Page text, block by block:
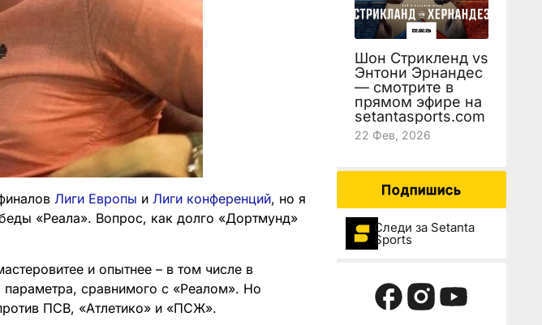
Лиги Европы иЛиги конференций, но я
«Реала». Вопрос, как долго «Дортмунд»
и опытнее – в том числе в
сравнимого с «Реалом». Но
ПСВ, «Атлетико» и «ПСЖ».
Шон Стрикленд vs
Энтони Эрнандес
— смотрите в
прямом эфире на
setantasports.com
22 Фев, 2026
Подпишись
Следи за Setanta
Sports